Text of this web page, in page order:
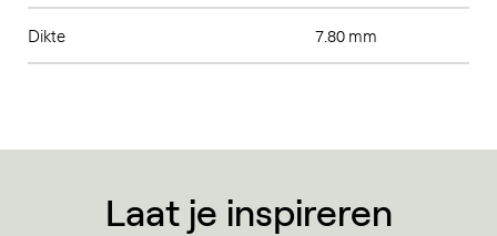
Dikte 7.80 mm
Laat je inspireren